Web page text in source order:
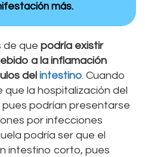
más.
de que podría existir
a la inflamación
del intestino. Cuando
la hospitalización del
podrían presentarse
por infecciones
podría ser que el
intestino corto, pues